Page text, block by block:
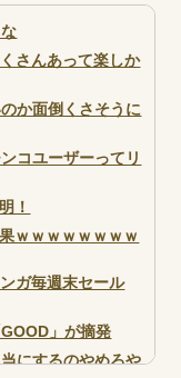
さんあって楽しか
か面倒くさそうに
コユーザーってリ
！
ｗｗｗｗｗｗｗｗ
ガ毎週末セール
」が摘発
にするのやめろや